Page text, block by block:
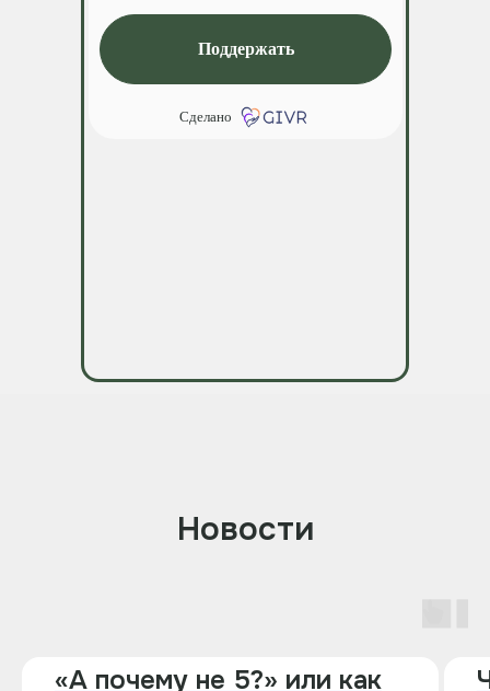
Поддержать
Сделано
Новости
«А почему не 5?» или как